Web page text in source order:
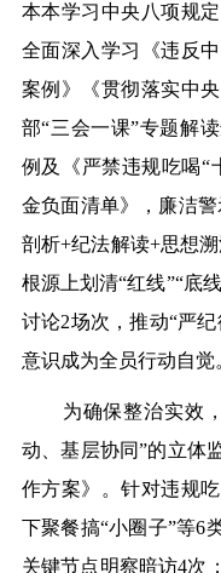
本本学习中央八项规
全面深入学习《违反
案例》《贯彻落实中
部“三会一课”专题解
例及《严禁违规吃喝“
金负面清单》，廉洁
剖析+纪法解读+思想
根源上划清“红线”“底
讨论2场次，推动“严
意识成为全员行动自觉
为确保整治实效，
动、基层协同”的立体
作方案》。针对违规
下聚餐搞“小圈子”等6
关键节点明察暗访4次